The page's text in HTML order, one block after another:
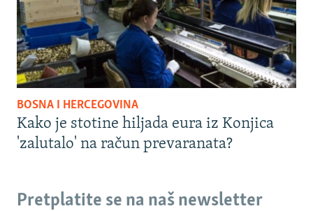
BOSNA I HERCEGOVINA
Kako je stotine hiljada eura iz Konjica
'zalutalo' na račun prevaranata?
Pretplatite se na naš newsletter